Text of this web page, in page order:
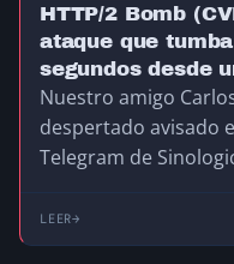
HTTP/2 Bomb
ataque que
segundos desde
Nuestro amigo
despertado avisado
Telegram de
LEER